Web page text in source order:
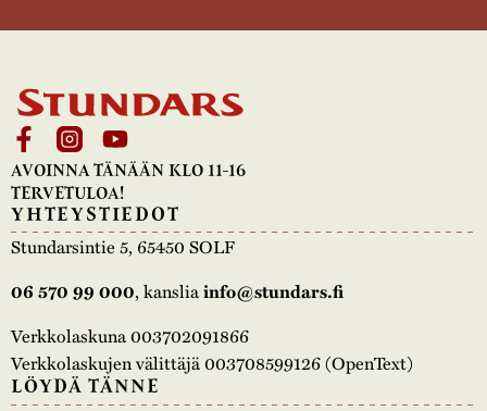
AVOINNA TÄNÄÄN KLO 11-16
TERVETULOA!
YHTEYSTIEDOT
Stundarsintie 5, 65450 SOLF
06 570 99 000, kansliainfo@stundars.fi
Verkkolaskuna 003702091866
Verkkolaskujen välittäjä 003708599126 (OpenText)
LÖYDÄ TÄNNE